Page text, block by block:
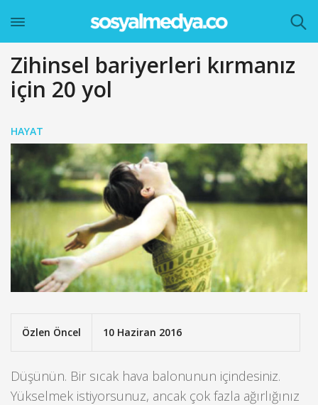
Zihinsel bariyerleri kırmanız
için 20 yol
HAYAT
Özlen Öncel 10 Haziran 2016
Düşünün. Bir sıcak hava balonunun içindesiniz.
Yükselmek istiyorsunuz, ancak çok fazla ağırlığınız